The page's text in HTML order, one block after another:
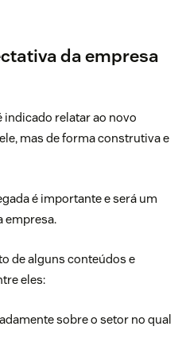
da empresa
indicado relatar ao novo
mas de forma construtiva e
é importante e será um
empresa.
de alguns conteúdos e
eles:
sobre o setor no qual